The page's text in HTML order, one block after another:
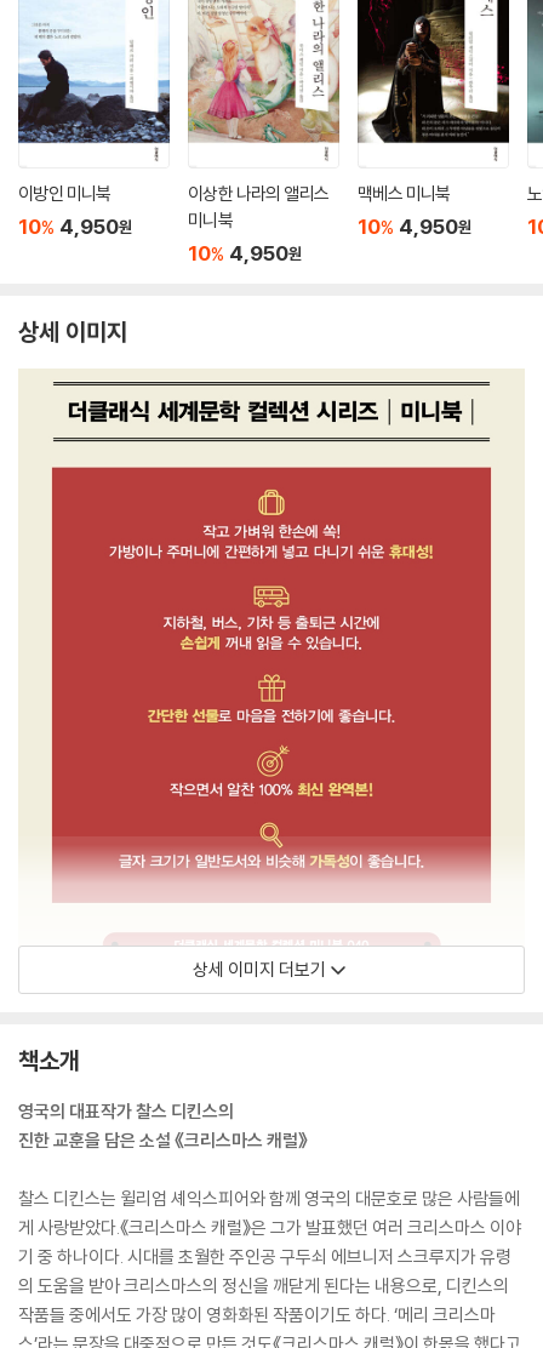
이방인 미니북
10% 4,950원
이상한 나라의 앨리스
미니북
10% 4,950원
맥베스 미니북
10% 4,950원
상세 이미지
상세 이미지 더보기
책소개
영국의 대표작가 찰스 디킨스의
진한 교훈을 담은 소설 《크리스마스 캐럴》
찰스 디킨스는 윌리엄 셰익스피어와 함께 영국의 대문호로 많은 사람들에
게 사랑받았다.《크리스마스 캐럴》은 그가 발표했던 여러 크리스마스 이야
기 중 하나이다. 시대를 초월한 주인공 구두쇠 에브니저 스크루지가 유령
의 도움을 받아 크리스마스의 정신을 깨닫게 된다는 내용으로, 디킨스의
작품들 중에서도 가장 많이 영화화된 작품이기도 하다. ‘메리 크리스마
스’라는 문장을 대중적으로 만든 것도《크리스마스 캐럴》이 한몫을 했다고